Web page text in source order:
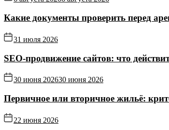
Какие документы проверить перед
31 июля 2026
SEO-продвижение сайтов: что
30 июня 202630 июня 2026
Первичное или вторичное жильё:
22 июня 2026